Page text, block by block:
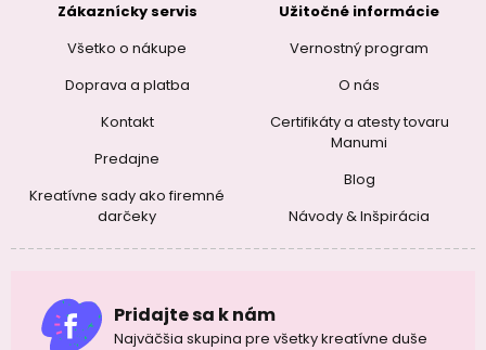
Zákaznícky servis
Všetko o nákupe
Doprava a platba
Kontakt
Predajne
Kreatívne sady ako firemné
darčeky
Užitočné informácie
Vernostný program
O nás
Certifikáty a atesty tovaru
Manumi
Blog
Návody & Inšpirácia
Pridajte sa k nám
Najväčšia skupina pre všetky kreatívne duše